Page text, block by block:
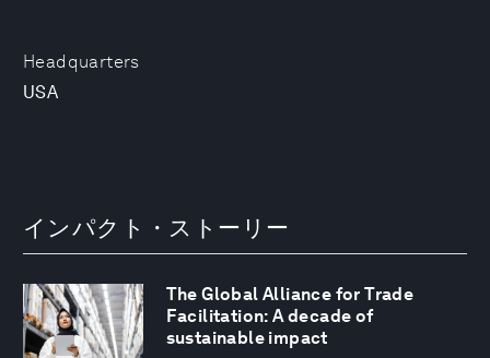
Headquarters
USA
インパクト・ストーリー
The Global Alliance for Trade
Facilitation: A decade of
sustainable impact